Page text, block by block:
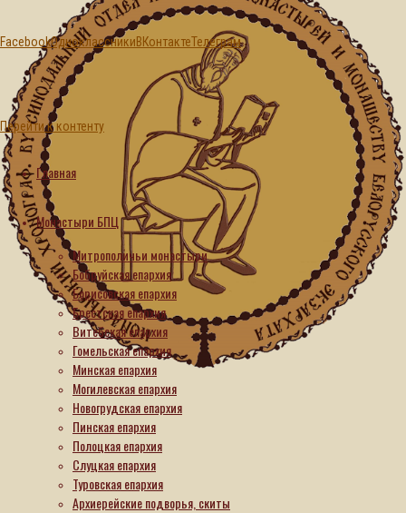
FacebookОдноклассникиВКонтактеТелеграм
Перейти к контенту
Главная
Монастыри БПЦ
Митрополичьи монастыри
Бобруйская епархия
Борисовская епархия
Брестская епархия
Витебская епархия
Гомельская епархия
Минская епархия
Могилевская епархия
Новогрудская епархия
Пинская епархия
Полоцкая епархия
Слуцкая епархия
Туровская епархия
Архиерейские подворья, скиты
Интервью
Интервью
с
настоятельницей
Тихвинского
монастыря